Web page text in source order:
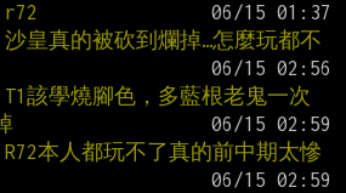
皇真的被砍到爛掉…怎麼玩都不
該學燒腳色，多藍根老鬼一次
本人都玩不了真的前中期太慘